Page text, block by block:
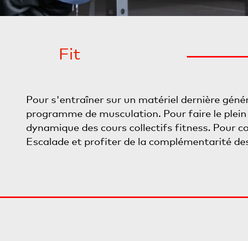
Fit
Pour s'entraîner sur un matériel dernière
programme de musculation. Pour faire le
dynamique des cours collectifs fitness. Pour
Escalade et profiter de la complémentarité